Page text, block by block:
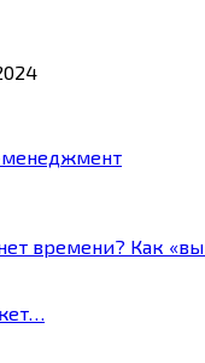
времени? Как